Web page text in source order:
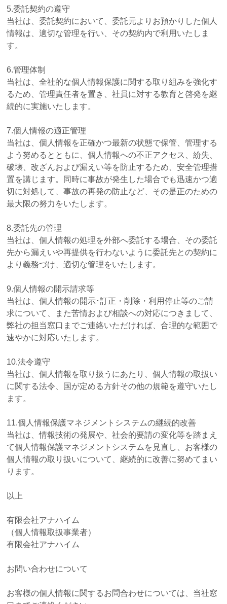
5.委託契約の遵守
当社は、委託契約において、委託元よりお預かりした個人
情報は、適切な管理を行い、その契約内で利用いたしま
す。
6.管理体制
当社は、全社的な個人情報保護に関する取り組みを強化す
るため、管理責任者を置き、社員に対する教育と啓発を継
続的に実施いたします。
7.個人情報の適正管理
当社は、個人情報を正確かつ最新の状態で保管、管理する
よう努めるとともに、個人情報への不正アクセス、紛失、
破壊、改ざんおよび漏えい等を防止するため、安全管理措
置を講じます。同時に事故が発生した場合でも迅速かつ適
切に対処して、事故の再発の防止など、その是正のための
最大限の努力をいたします。
8.委託先の管理
当社は、個人情報の処理を外部へ委託する場合、その委託
先から漏えいや再提供を行わないように委託先との契約に
より義務づけ、適切な管理をいたします。
9.個人情報の開示請求等
当社は、個人情報の開示･訂正・削除・利用停止等のご請
求について、また苦情および相談への対応につきまして、
弊社の担当窓口までご連絡いただければ、合理的な範囲で
速やかに対応いたします。
10.法令遵守
当社は、個人情報を取り扱うにあたり、個人情報の取扱い
に関する法令、国が定める方針その他の規範を遵守いたし
ます。
11.個人情報保護マネジメントシステムの継続的改善
当社は、情報技術の発展や、社会的要請の変化等を踏まえ
て個人情報保護マネジメントシステムを見直し、お客様の
個人情報の取り扱いについて、継続的に改善に努めてまい
ります。
以上
有限会社アナハイム
（個人情報取扱事業者）
有限会社アナハイム
お問い合わせについて
お客様の個人情報に関するお問合わせについては、当社窓